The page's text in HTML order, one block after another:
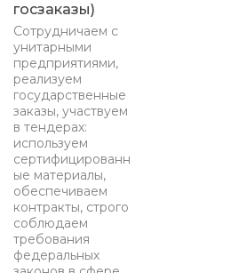
госзаказы)
Сотрудничаем с
унитарными
предприятиями,
реализуем
государственные
заказы, участвуем
в тендерах:
используем
сертифицированн
ые материалы,
обеспечиваем
контракты, строго
соблюдаем
требования
федеральных